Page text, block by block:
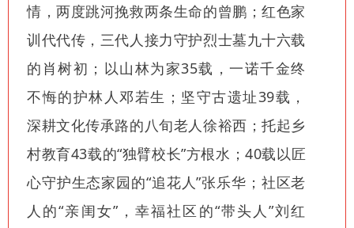
情，两度跳河挽救两条生命的曾鹏；红色家
训代代传，三代人接力守护烈士墓九十六载
的肖树初；以山林为家35载，一诺千金终
不悔的护林人邓若生；坚守古遗址39载，
深耕文化传承路的八旬老人徐裕西；托起乡
村教育43载的“独臂校长”方根水；40载以匠
心守护生态家园的“追花人”张乐华；社区老
人的“亲闺女”，幸福社区的“带头人”刘红